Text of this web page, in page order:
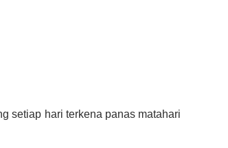
setiap hari terkena panas matahari